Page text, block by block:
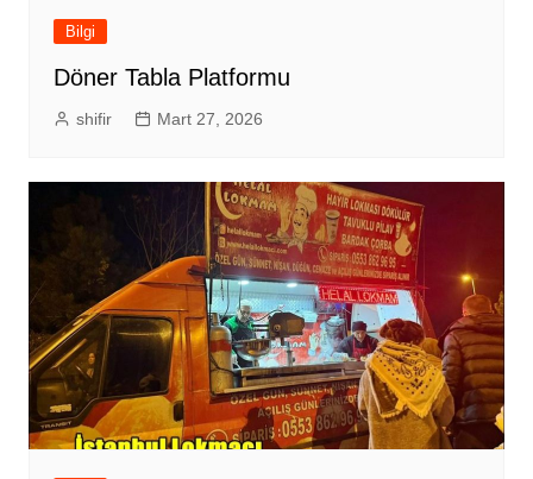
Bilgi
Döner Tabla Platformu
shifir Mart 27, 2026